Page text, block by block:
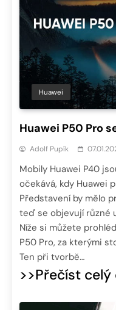
Huawei
Huawei P50 Pro
Adolf Pupík
Mobily Huawei P40
očekává, kdy Huawei
Představení by mělo
teď se objevují různé
Níže si můžete
P50 Pro, za kterými
Ten při tvorbě…
>>Přečíst celý